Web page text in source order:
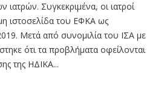
ιατρών. Συγκεκριμένα, οι ιατροί
ιστοσελίδα του ΕΦΚΑ ως
Μετά από συνομιλία του ΙΣΑ με
ότι τα προβλήματα οφείλονται
της ΗΔΙΚΑ...